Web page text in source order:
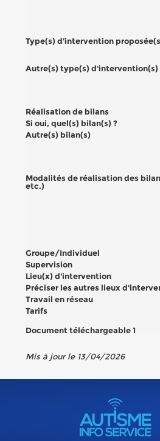
Type(s) d'intervention
Autre(s) type(s)
Réalisation de bilans
Si oui, quel(s) bilan(s) ?
Autre(s) bilan(s)
Modalités de réalisation des
etc.)
Groupe/Individuel
Supervision
Lieu(x) d'intervention
Préciser les autres lieux
Travail en réseau
Tarifs
Document téléchargeable 1
Mis à jour le 13/04/2026